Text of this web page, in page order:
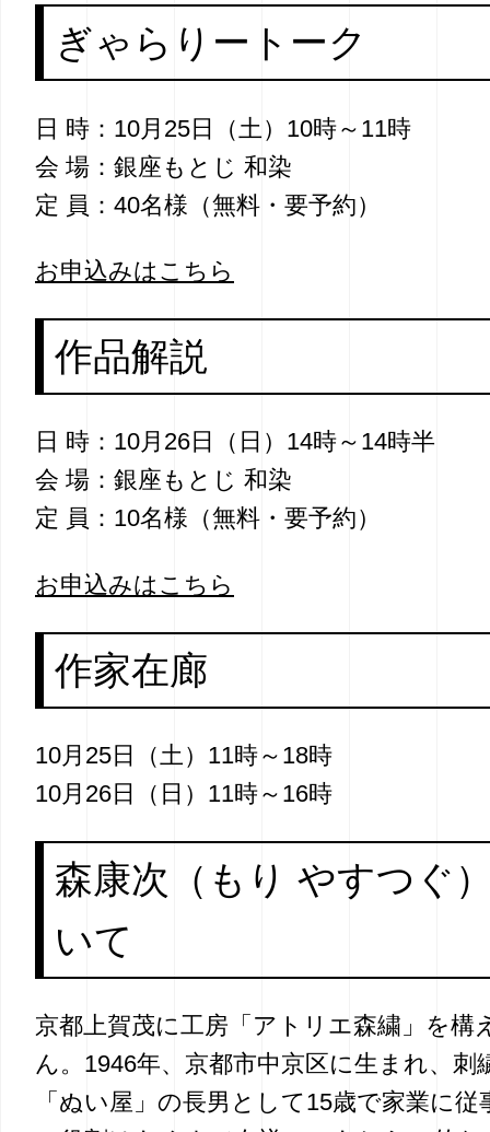
ぎゃらりートーク
日 時：10月25日（土）10時～11時
会 場：銀座もとじ 和染
定 員：40名様（無料・要予約）
お申込みはこちら
作品解説
日 時：10月26日（日）14時～14時半
会 場：銀座もとじ 和染
定 員：10名様（無料・要予約）
お申込みはこちら
作家在廊
10月25日（土）11時～18時
10月26日（日）11時～16時
森康次（もり やすつぐ
いて
京都上賀茂に工房「アトリエ森繍」を構
ん。1946年、京都市中京区に生まれ、刺
「ぬい屋」の長男として15歳で家業に従